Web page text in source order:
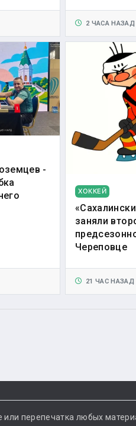
2 ЧАСА НАЗАД
-
ХОККЕЙ
заняли
Череповце
21 ЧАС НАЗАД
или перепечатка любых